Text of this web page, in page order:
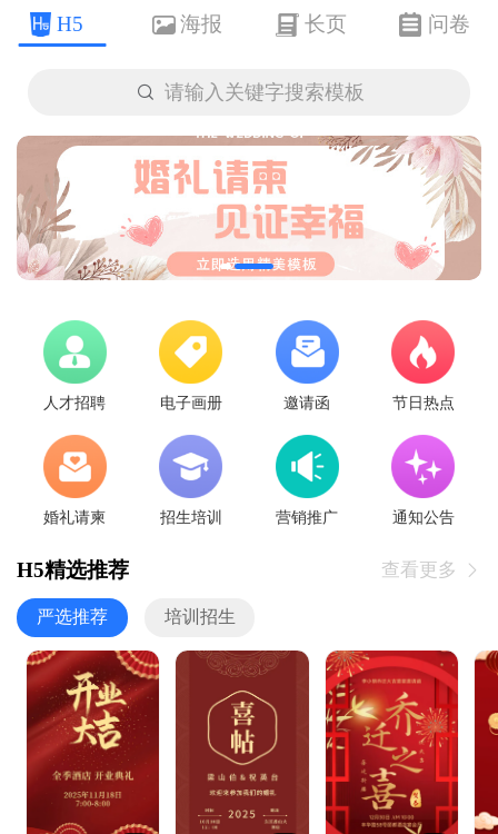
H5 海报 长页 问卷
 请输入关键字搜索模板
人才招聘 电子画册 邀请函 节日热点
婚礼请柬 招生培训 营销推广 通知公告
H5精选推荐 查看更多 
严选推荐 培训招生